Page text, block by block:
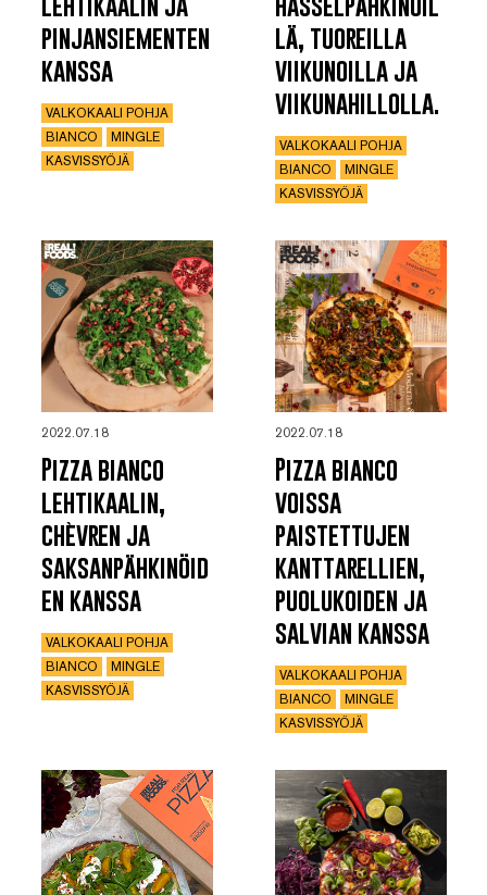
pinjansiementen
kanssa
VALKOKAALI POHJA
BIANCO
MINGLE
KASVISSYÖJÄ
lä, tuoreilla
viikunoilla ja
viikunahillolla.
VALKOKAALI POHJA
BIANCO
MINGLE
KASVISSYÖJÄ
2022.07.18
Pizza bianco
lehtikaalin,
chèvren ja
saksanpähkinöid
en kanssa
VALKOKAALI POHJA
BIANCO
MINGLE
KASVISSYÖJÄ
2022.07.18
Pizza bianco
voissa
paistettujen
kanttarellien,
puolukoiden ja
salvian kanssa
VALKOKAALI POHJA
BIANCO
MINGLE
KASVISSYÖJÄ